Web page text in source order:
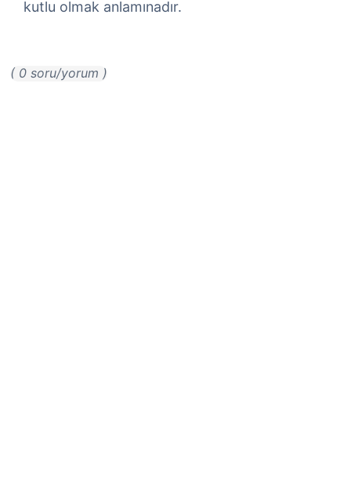
kutlu olmak anlamınadır.
( 0 soru/yorum )